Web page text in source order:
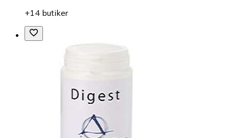
+14 butiker